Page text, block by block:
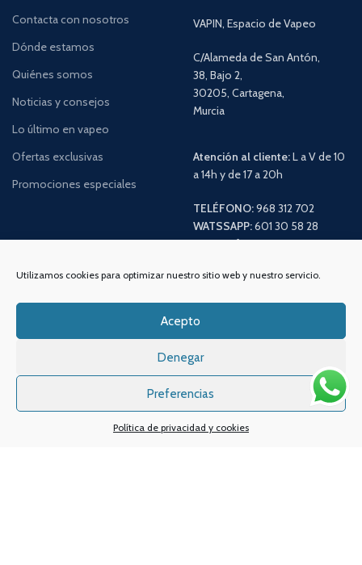
Utilizamos cookies para optimizar nuestro sitio web y nuestro servicio.
Acepto
Denegar
Preferencias
Política de privacidad y cookies
Contacta con nosotros
Dónde estamos
Quiénes somos
Noticias y consejos
Lo último en vapeo
Ofertas exclusivas
Promociones especiales
VAPIN, Espacio de Vapeo
C/Alameda de San Antón,
38, Bajo 2,
30205, Cartagena,
Murcia
Atención al cliente:L a V de 10
a 14h y de 17 a 20h
TELÉFONO:968 312 702
WATSSAPP:601 30 58 28
Email:info@vapeo.es